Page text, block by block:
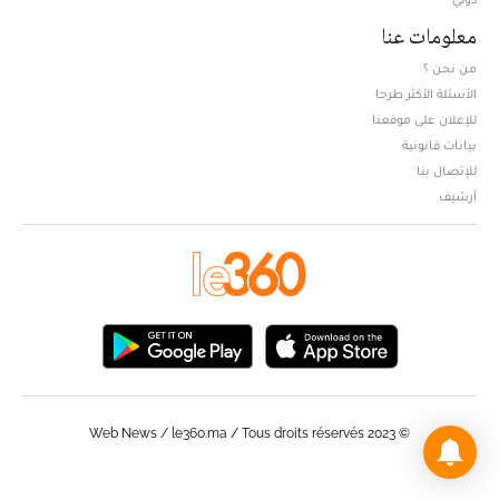
معلومات عنا
من نحن ؟
الأسئلة الأكثر طرحا
للإعلان على موقعنا
بيانات قانونية
للإتصال بنا
أرشيف
© Web News / le360.ma / Tous droits réservés 2023